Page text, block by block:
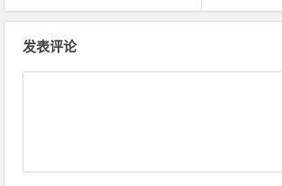
发表评论